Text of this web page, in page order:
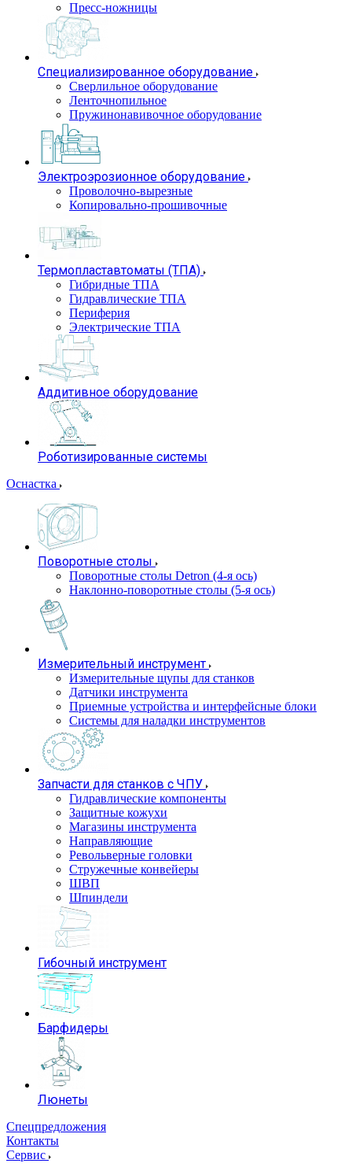
Пресс-ножницы
Специализированное оборудование
Сверлильное оборудование
Ленточнопильное
Пружинонавивочное оборудование
Электроэрозионное оборудование
Проволочно-вырезные
Копировально-прошивочные
Термопластавтоматы (ТПА)
Гибридные ТПА
Гидравлические ТПА
Периферия
Электрические ТПА
Аддитивное оборудование
Роботизированные системы
Оснастка
Поворотные столы
Поворотные столы Detron (4-я ось)
Наклонно-поворотные столы (5-я ось)
Измерительный инструмент
Измерительные щупы для станков
Датчики инструмента
Приемные устройства и интерфейсные блоки
Системы для наладки инструментов
Запчасти для станков с ЧПУ
Гидравлические компоненты
Защитные кожухи
Магазины инструмента
Направляющие
Револьверные головки
Стружечные конвейеры
ШВП
Шпиндели
Гибочный инструмент
Барфидеры
Люнеты
Спецпредложения
Контакты
Сервис